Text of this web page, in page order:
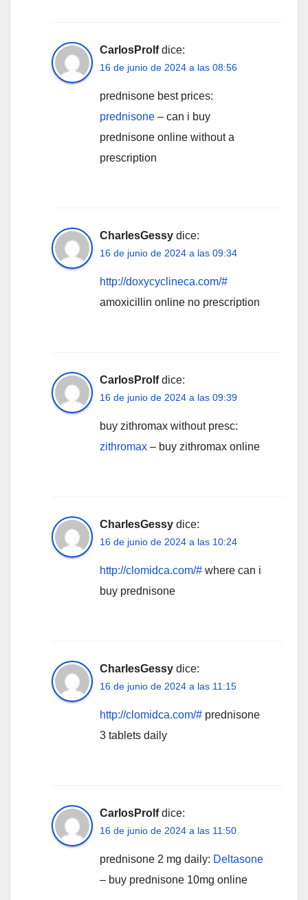
CarlosProlf dice:
16 de junio de 2024 a las 08:56
prednisone best prices:
prednisone – can i buy
prednisone online without a
prescription
CharlesGessy dice:
16 de junio de 2024 a las 09:34
http://doxycyclineca.com/#
amoxicillin online no prescription
CarlosProlf dice:
16 de junio de 2024 a las 09:39
buy zithromax without presc:
zithromax – buy zithromax online
CharlesGessy dice:
16 de junio de 2024 a las 10:24
http://clomidca.com/# where can i
buy prednisone
CharlesGessy dice:
16 de junio de 2024 a las 11:15
http://clomidca.com/# prednisone
3 tablets daily
CarlosProlf dice:
16 de junio de 2024 a las 11:50
prednisone 2 mg daily: Deltasone
– buy prednisone 10mg online